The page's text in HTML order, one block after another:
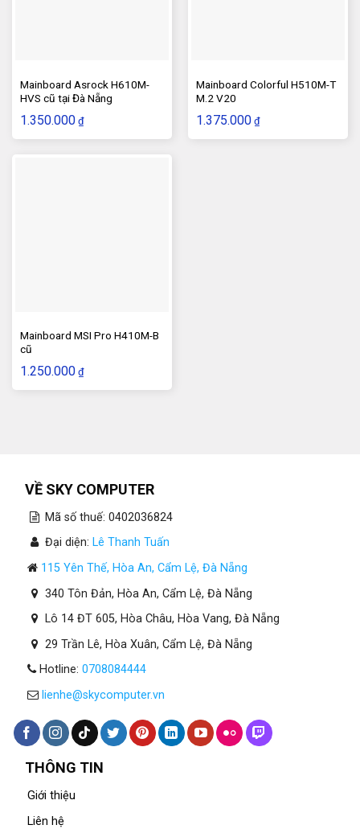
Mainboard Asrock H610M-
HVS cũ tại Đà Nẵng
1.350.000 ₫
Mainboard Colorful H510M-T
M.2 V20
1.375.000 ₫
Mainboard MSI Pro H410M-B
cũ
1.250.000 ₫
VỀ SKY COMPUTER
Mã số thuế: 0402036824
Đại diện: Lê Thanh Tuấn
115 Yên Thế, Hòa An, Cẩm Lệ, Đà Nẵng
340 Tôn Đản, Hòa An, Cẩm Lệ, Đà Nẵng
Lô 14 ĐT 605, Hòa Châu, Hòa Vang, Đà Nẵng
29 Trần Lê, Hòa Xuân, Cẩm Lệ, Đà Nẵng
Hotline: 0708084444
lienhe@skycomputer.vn
THÔNG TIN
Giới thiệu
Liên hệ